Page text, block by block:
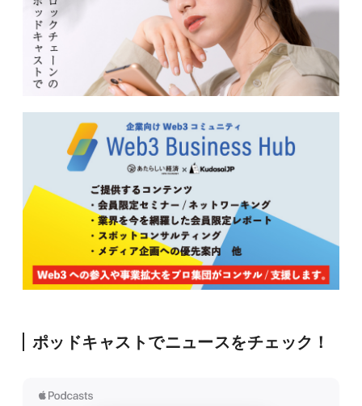
ポッドキャストでニュースをチェック！